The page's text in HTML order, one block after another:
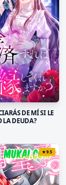
DE MÍ SI LE
LA DEUDA?
★9.5